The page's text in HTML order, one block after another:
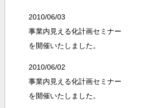
2010/06/03
事業内見える化計画セミナー
を開催いたしました。
2010/06/02
事業内見える化計画セミナー
を開催いたしました。